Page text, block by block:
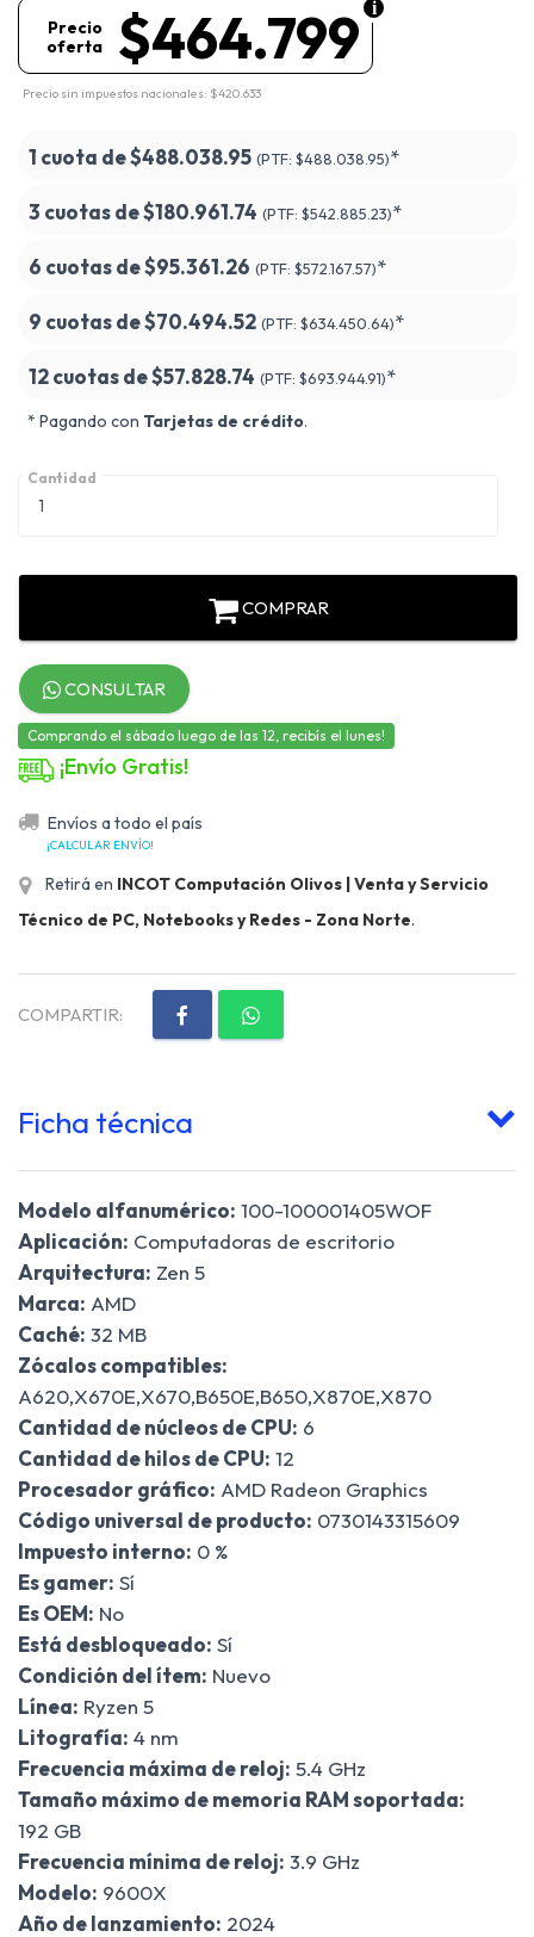
$464.799
Precio
oferta
Precio sin impuestos nacionales: $420.633
1 cuota de$488.038.95 (PTF: $488.038.95)*
3 cuotas de$180.961.74 (PTF: $542.885.23)*
6 cuotas de$95.361.26 (PTF: $572.167.57)*
9 cuotas de$70.494.52 (PTF: $634.450.64)*
12 cuotas de$57.828.74 (PTF: $693.944.91)*
* Pagando con Tarjetas de crédito.
Cantidad
COMPRAR
CONSULTAR
Comprando el sábado luego de las 12, recibís el lunes!
¡Envío Gratis!
Envíos a todo el país
¡CALCULAR ENVÍO!
Retirá en INCOT Computación Olivos | Venta y Servicio
Técnico de PC, Notebooks y Redes - Zona Norte.
COMPARTIR:
Ficha técnica
Modelo alfanumérico: 100-100001405WOF
Aplicación: Computadoras de escritorio
Arquitectura: Zen 5
Marca: AMD
Caché: 32 MB
Zócalos compatibles:
A620,X670E,X670,B650E,B650,X870E,X870
Cantidad de núcleos de CPU: 6
Cantidad de hilos de CPU: 12
Procesador gráfico: AMD Radeon Graphics
Código universal de producto: 0730143315609
Impuesto interno: 0 %
Es gamer: Sí
Es OEM: No
Está desbloqueado: Sí
Condición del ítem: Nuevo
Línea: Ryzen 5
Litografía: 4 nm
Frecuencia máxima de reloj: 5.4 GHz
Tamaño máximo de memoria RAM soportada:
192 GB
Frecuencia mínima de reloj: 3.9 GHz
Modelo: 9600X
Año de lanzamiento: 2024